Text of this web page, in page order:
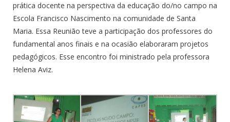
prática docente na perspectiva da educação do/no campo na
Escola Francisco Nascimento na comunidade de Santa
Maria. Essa Reunião teve a participação dos professores do
fundamental anos finais e na ocasião elaboraram projetos
pedagógicos. Esse encontro foi ministrado pela professora
Helena Aviz.